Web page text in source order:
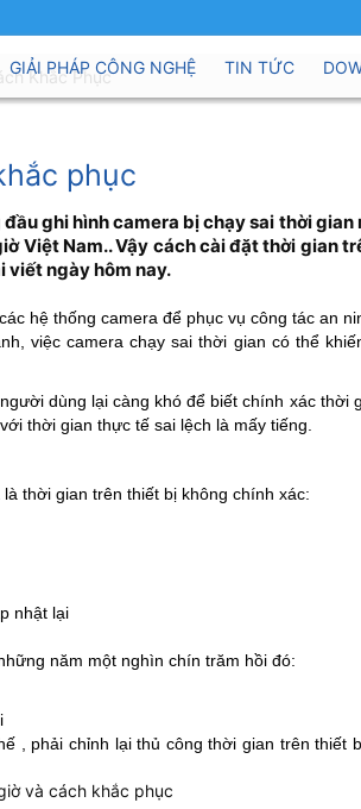
GIẢI PHÁP CÔNG NGHỆ TIN TỨC
Khắc Phục
phục
ghi hình camera bị chạy sai thời gian
Việt Nam.. Vậy cách cài đặt thời gian
viết ngày hôm nay.
hệ thống camera để phục vụ công tác an
việc camera chạy sai thời gian có thể
dùng lại càng khó để biết chính xác thời
thời gian thực tế sai lệch là mấy tiếng.
thời gian trên thiết bị không chính xác:
nhật lại
năm một nghìn chín trăm hồi đó:
, phải chỉnh lại thủ công thời gian trên thiết